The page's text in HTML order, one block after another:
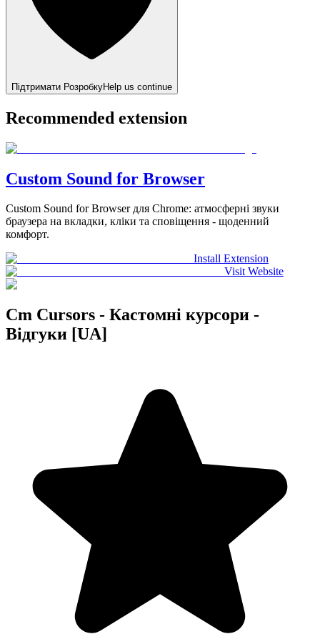
Підтримати РозробкуHelp us continue
Recommended extension
Custom Sound for Browser
Custom Sound for Browser для Chrome: атмосферні звуки
браузера на вкладки, кліки та сповіщення - щоденний
комфорт.
Install Extension
Visit Website
Cm Cursors - Кастомні курсори -
Відгуки [UA]